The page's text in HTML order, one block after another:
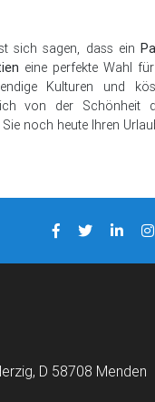
sich sagen, dass ein
eine perfekte Wahl
Kulturen und
von der Schönheit
noch heute Ihren
D 58708 Menden